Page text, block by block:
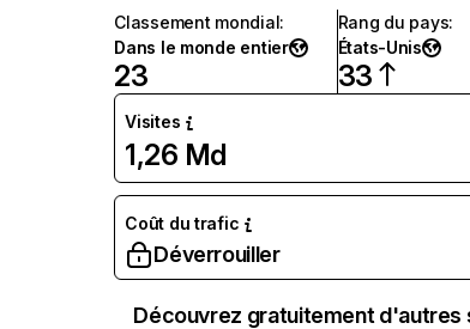
Classement mondial:
Dans le monde entier
23
Rang du pays:
États-Unis
33
Visites
1,26 Md
Coût du trafic
Déverrouiller
Découvrez gratuitement